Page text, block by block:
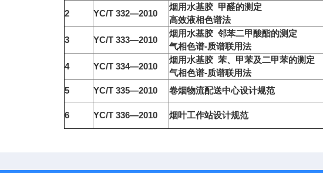
2 YC/T 332—2010
烟用水基胶 甲醛的测定
高效液相色谱法
3 YC/T 333—2010
烟用水基胶 邻苯二甲酸酯的测定
气相色谱-质谱联用法
4 YC/T 334—2010
烟用水基胶 苯、甲苯及二甲苯的测定
气相色谱-质谱联用法
5 YC/T 335—2010 卷烟物流配送中心设计规范
6 YC/T 336—2010 烟叶工作站设计规范